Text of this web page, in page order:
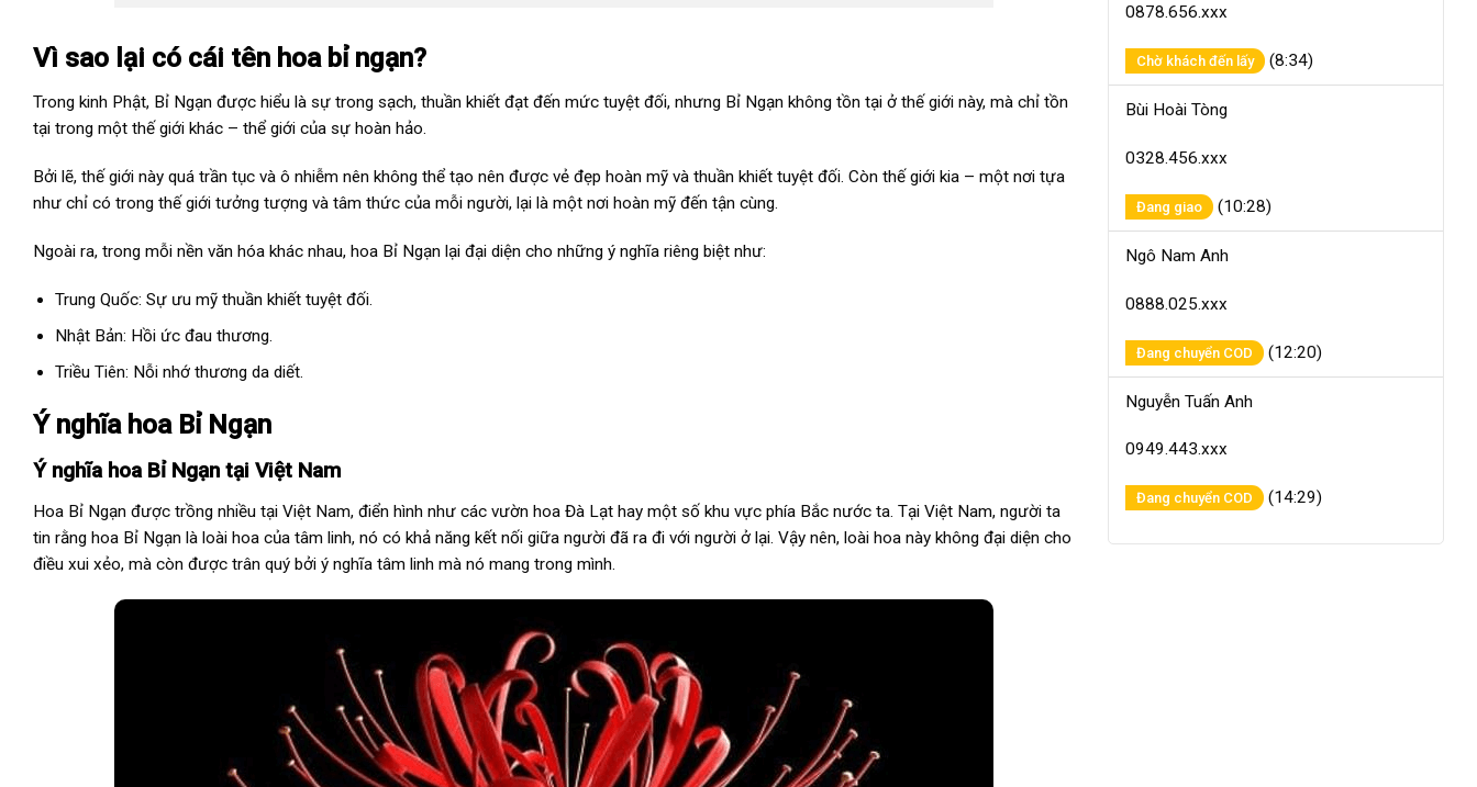
Vì sao lại có cái tên hoa bỉ ngạn?
Trong kinh Phật, Bỉ Ngạn được hiểu là sự trong sạch, thuần khiết đạt đến mức tuyệt đối, nhưng Bỉ Ngạn không tồn tại ở thế giới này, mà chỉ tồn
tại trong một thế giới khác – thể giới của sự hoàn hảo.
Bởi lẽ, thế giới này quá trần tục và ô nhiễm nên không thể tạo nên được vẻ đẹp hoàn mỹ và thuần khiết tuyệt đối. Còn thế giới kia – một nơi tựa
như chỉ có trong thế giới tưởng tượng và tâm thức của mỗi người, lại là một nơi hoàn mỹ đến tận cùng.
Ngoài ra, trong mỗi nền văn hóa khác nhau, hoa Bỉ Ngạn lại đại diện cho những ý nghĩa riêng biệt như:
Trung Quốc: Sự ưu mỹ thuần khiết tuyệt đối.
Nhật Bản: Hồi ức đau thương.
Triều Tiên: Nỗi nhớ thương da diết.
Ý nghĩa hoa Bỉ Ngạn
Ý nghĩa hoa Bỉ Ngạn tại Việt Nam
Hoa Bỉ Ngạn được trồng nhiều tại Việt Nam, điển hình như các vườn hoa Đà Lạt hay một số khu vực phía Bắc nước ta. Tại Việt Nam, người ta
tin rằng hoa Bỉ Ngạn là loài hoa của tâm linh, nó có khả năng kết nối giữa người đã ra đi với người ở lại. Vậy nên, loài hoa này không đại diện cho
điều xui xẻo, mà còn được trân quý bởi ý nghĩa tâm linh mà nó mang trong mình.
0878.656.xxx
Chờ khách đến lấy (8:34)
Bùi Hoài Tòng
0328.456.xxx
Đang giao (10:28)
Ngô Nam Anh
0888.025.xxx
Đang chuyển COD (12:20)
Nguyễn Tuấn Anh
0949.443.xxx
Đang chuyển COD (14:29)